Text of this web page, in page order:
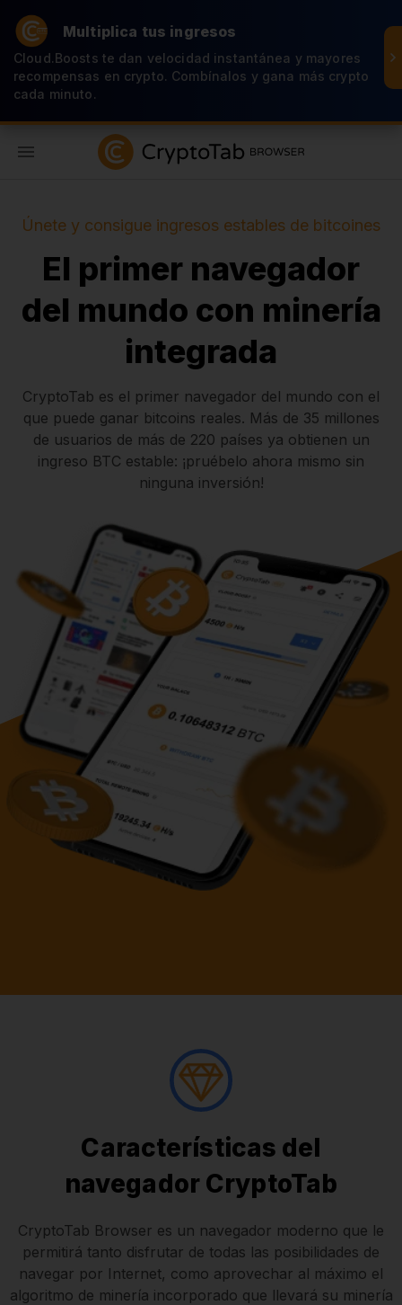
Multiplica tus ingresos
Cloud.Boosts te dan velocidad instantánea y mayores
recompensas en crypto. Combínalos y gana más crypto
cada minuto.
Únete y consigue ingresos estables de bitcoines
El primer navegador
del mundo con minería
integrada
CryptoTab es el primer navegador del mundo con el
que puede ganar bitcoins reales. Más de 35 millones
de usuarios de más de 220 países ya obtienen un
ingreso BTC estable: ¡pruébelo ahora mismo sin
ninguna inversión!
Características del
navegador CryptoTab
CryptoTab Browser es un navegador moderno que le
permitirá tanto disfrutar de todas las posibilidades de
navegar por Internet, como aprovechar al máximo el
algoritmo de minería incorporado que llevará su minería